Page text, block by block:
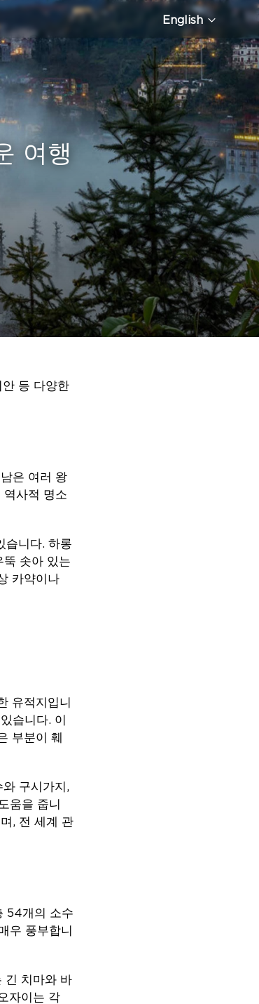
English
여행
등 다양한
은 여러 왕
사적 명소
습니다. 하롱
솟아 있는
카약이나
유적지입니
습니다. 이
부분이 훼
구시가지,
움을 줍니
, 전 세계 관
54개의 소수
우 풍부합니
긴 치마와 바
자이는 각